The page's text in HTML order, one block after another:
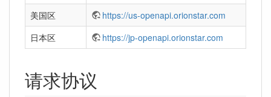
美国区
https://us-openapi.orionstar.com
日本区
https://jp-openapi.orionstar.com
请求协议